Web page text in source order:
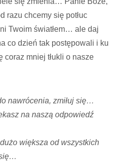
razu chcemy się potłuc
Twoim światłem… ale daj
co dzień tak postępowali i ku
coraz mniej tłukli o nasze
nawrócenia, zmiłuj się…
na naszą odpowiedź
większa od wszystkich